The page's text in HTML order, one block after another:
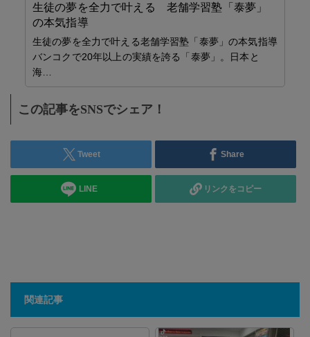
生徒の夢を全力で叶える 老舗学習塾「泰夢」
の本気指導
生徒の夢を全力で叶える老舗学習塾「泰夢」の本気指導
バンコクで20年以上の実績を誇る「泰夢」。日本と
海…
この記事をSNSでシェア！
Tweet Share
LINE リンクをコピー
関連記事